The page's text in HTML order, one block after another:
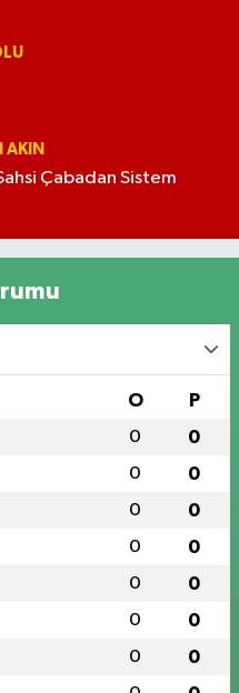
AKIN
Çabadan Sistem
O P
0 0
0 0
0 0
0 0
0 0
0 0
0 0